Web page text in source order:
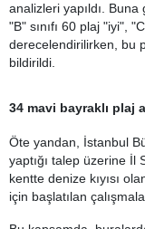
analizleri yapıldı.
"B" sınıfı 60 plaj "iyi",
derecelendirilirken, bu
bildirildi.
34 mavi bayraklı plaj
Öte yandan, İstanbul
yaptığı talep üzerine İl
kentte denize kıyısı
için başlatılan